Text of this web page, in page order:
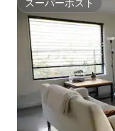
スーパーホスト
スーパーホスト